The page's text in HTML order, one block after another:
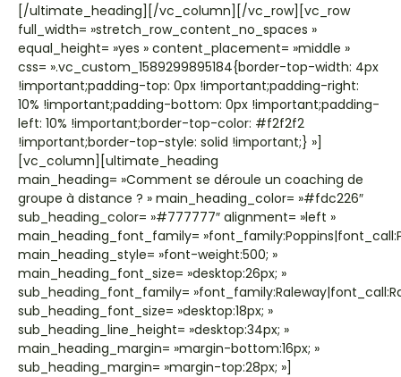
[/ultimate_heading][/vc_column][/vc_row][vc_row
full_width= »stretch_row_content_no_spaces »
equal_height= »yes » content_placement= »middle »
css= ».vc_custom_1589299895184{border-top-width: 4px
!important;padding-top: 0px !important;padding-right:
10% !important;padding-bottom: 0px !important;padding-
left: 10% !important;border-top-color: #f2f2f2
!important;border-top-style: solid !important;} »]
[vc_column][ultimate_heading
main_heading= »Comment se déroule un coaching de
groupe à distance ? » main_heading_color= »#fdc226″
sub_heading_color= »#777777″ alignment= »left »
main_heading_font_family=
main_heading_style= »font-weight:500; »
main_heading_font_size= »desktop:26px; »
sub_heading_font_family=
sub_heading_font_size= »desktop:18px; »
sub_heading_line_height= »desktop:34px; »
main_heading_margin= »margin-bottom:16px; »
sub_heading_margin= »margin-top:28px; »]